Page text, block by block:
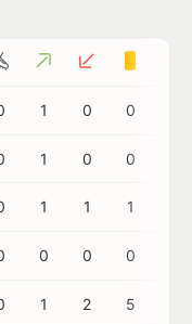
1 0 0
1 0 0
1 1 1
0 0 0
1 2 5